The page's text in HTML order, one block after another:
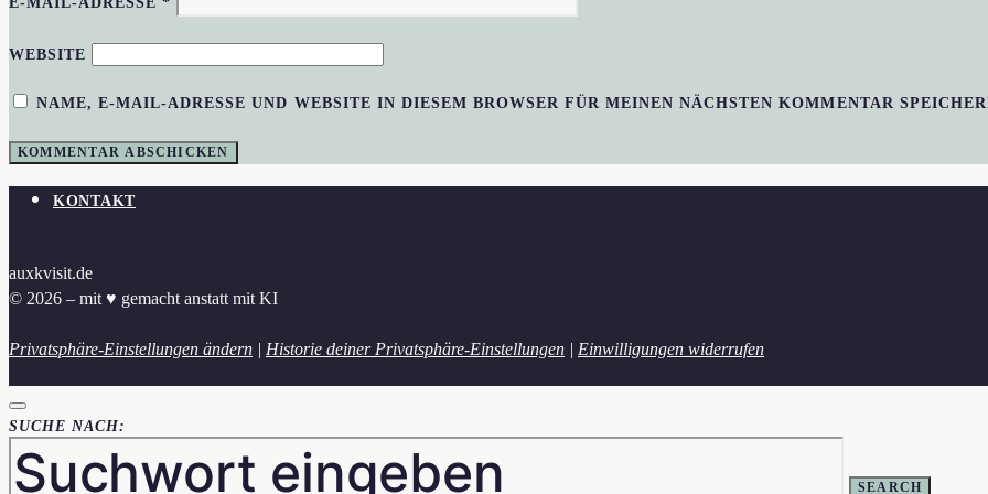
WEBSITE
NAME, E-MAIL-ADRESSE UND WEBSITE IN DIESEM BROWSER FÜR MEINEN NÄCHSTEN KOMMENTAR
KONTAKT
auxkvisit.de
© 2026 – mit ♥︎ gemacht anstatt mit KI
Privatsphäre-Einstellungen ändern | Historie deiner Privatsphäre-Einstellungen | Einwilligungen widerrufen
SUCHE NACH:
SEARCH